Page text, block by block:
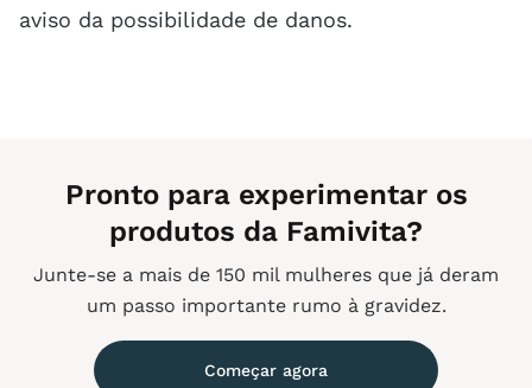
aviso da possibilidade de danos.
Pronto para experimentar os
produtos da Famivita?
Junte-se a mais de 150 mil mulheres que já deram
um passo importante rumo à gravidez.
Começar agora